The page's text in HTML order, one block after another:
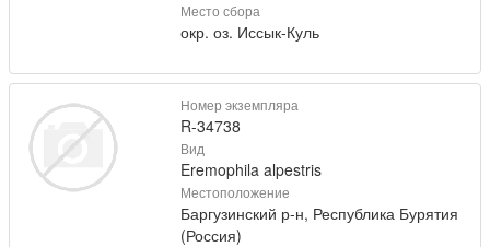
Место сбора
окр. оз. Иссык-Куль
Номер экземпляра
R-34738
Вид
Eremophila alpestris
Местоположение
Баргузинский р-н, Республика Бурятия
(Россия)